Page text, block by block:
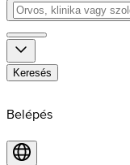
Keresés
Belépés